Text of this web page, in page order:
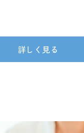
詳しく見る